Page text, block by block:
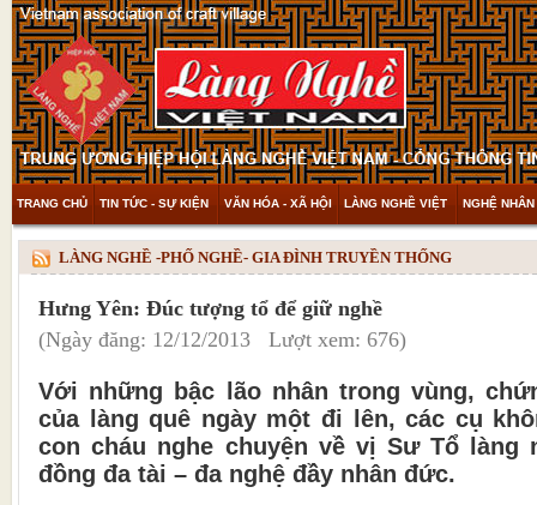
TRANG CHỦ TIN TỨC - SỰ KIỆN VĂN HÓA - XÃ HỘI LÀNG NGHỀ VIỆT NGHỆ
THAM KHẢO & KHÁM PHÁ VIDEO
LÀNG NGHỀ -PHỐ NGHỀ- GIA ĐÌNH TRUYỀN THỐNG
Hưng Yên: Đúc tượng tổ để giữ nghề
(Ngày đăng: 12/12/2013 Lượt xem: 676)
Với những bậc lão nhân trong vùng,
của làng quê ngày một đi lên, các cụ
con cháu nghe chuyện về vị Sư Tổ làng
đồng đa tài – đa nghệ đầy nhân đức.